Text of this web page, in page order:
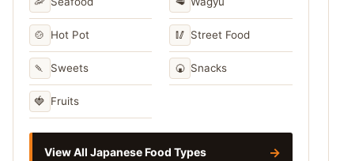
🍲 Hot Pot 🥢 Street Food
🍡 Sweets 🍘 Snacks
🍓 Fruits
View All Japanese Food Types →